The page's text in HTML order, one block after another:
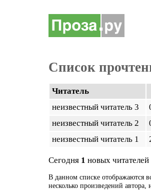
Список
Читатель
неизвестный читатель 3
неизвестный читатель 2
неизвестный читатель 1
Сегодня 1 новых читателей
В данном списке отображаются
несколько произведений автора,